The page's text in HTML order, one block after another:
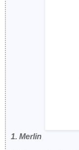
1. Merlin